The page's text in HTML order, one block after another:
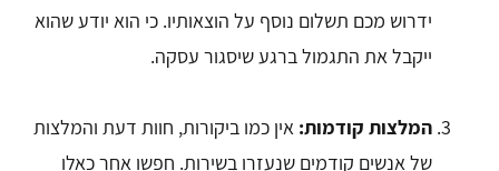
ידרוש מכם תשלום נוסף על הוצאותיו. כי הוא יודע שהוא
ייקבל את התגמול ברגע שיסגור עסקה.
המלצות קודמות: אין כמו ביקורות, חוות דעת והמלצות
של אנשים קודמים שנעזרו בשירות. חפשו אחר כאלו